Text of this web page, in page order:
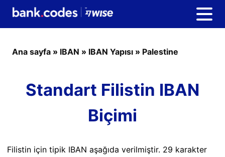
Ana sayfa » IBAN » IBAN Yapısı » Palestine
Standart Filistin IBAN
Biçimi
Filistin için tipik IBAN aşağıda verilmiştir. 29 karakter